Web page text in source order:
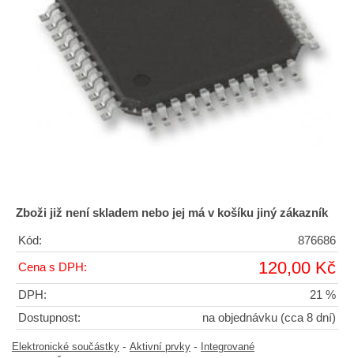
Zboži již není skladem nebo jej má v košíku jiný zákazník
Kód: 876686
Cena s DPH: 120,00 Kč
DPH:
21 %
Dostupnost:
na objednávku (cca 8 dní)
Elektronické součástky - Aktivní prvky -
Integrované